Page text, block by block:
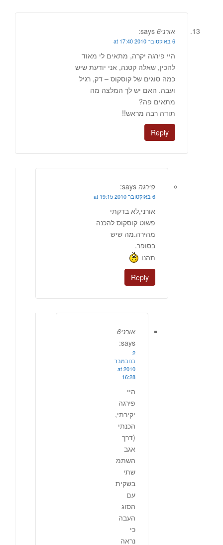
אורני6 says:
6 באוקטובר 2010 at 17:40
היי פירגה יקרה, מתאים לי מאוד
להכין, שאלה קטנה, אני יודעת שיש
כמה סוגים של קוסקוס – דק, רגיל
ועבה. האם יש לך המלצה מה
מתאים פה?
תודה רבה מראש!!
Reply
פירגה says:
6 באוקטובר 2010 at 19:15
אורני,לא בדקתי
פשוט קוסקוס להכנה
מהירה.מה שיש
בסופר.
תהנו
Reply
אורני6
says:
2
בנובמבר
2010 at
16:28
היי
פירגה
יקירתי,
הכנתי
(דרך
אגב
השתמ
שתי
בשקית
עם
הסוג
העבה
כי
נראה